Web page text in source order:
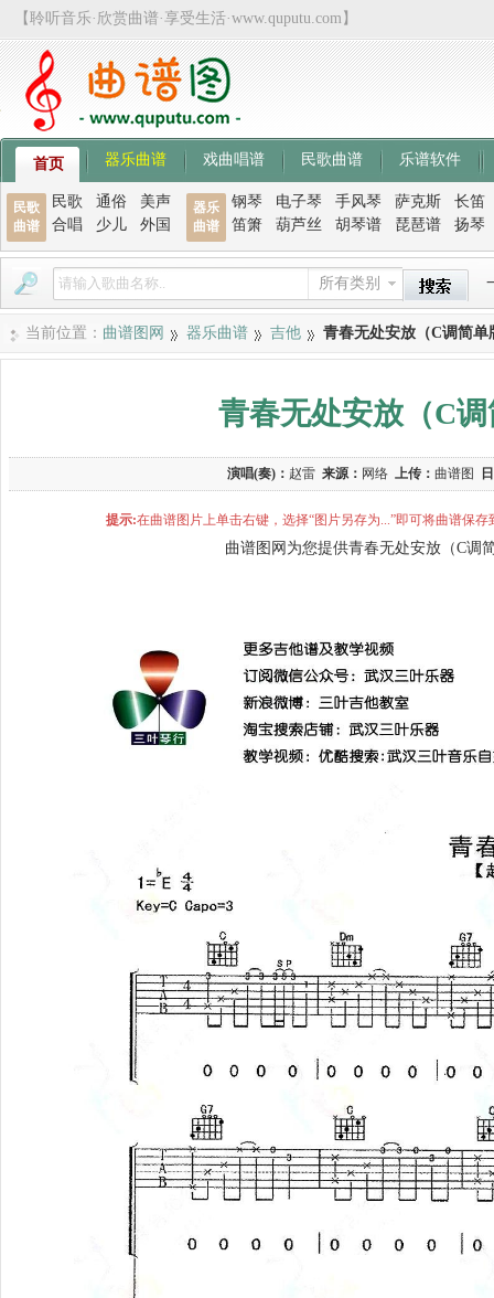
【聆听音乐·欣赏曲谱·享受生活·www.quputu.com】
首页 器乐曲谱 戏曲唱谱 民歌曲谱 乐谱软件
民歌
曲谱
民歌 通俗
美声
合唱
少儿 外国
器乐
曲谱
钢琴 电子琴 手风琴 萨克斯
长笛
笛箫
葫芦丝 胡琴谱 琵琶谱 扬琴
所有类别
当前位置： 曲谱图网 器乐曲谱 吉他 青春无处安放（C调简
青春无处安放（C
演唱(奏)： 赵雷 来源： 网络 上传： 曲谱图
提示:在曲谱图片上单击右键，选择“图片另存为...”即可将曲谱保
曲谱图网为您提供青春无处安放（C调